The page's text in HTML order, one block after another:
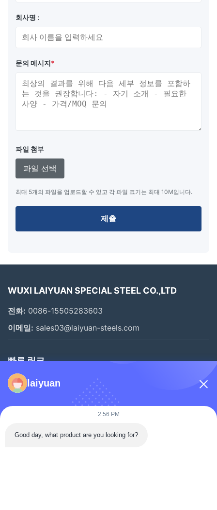
회사명 :
문의 메시지*
파일 첨부
파일 선택
최대 5개의 파일을 업로드할 수 있고 각 파일 크기는 최대 10M입니다.
제출
WUXI LAIYUAN SPECIAL STEEL CO.,LTD
전화: 0086-15505283603
이메일: sales03@laiyuan-steels.com
빠른 링크
집
우리 에 관한 것
laiyuan
2:56 PM
Good day, what product are you looking for?